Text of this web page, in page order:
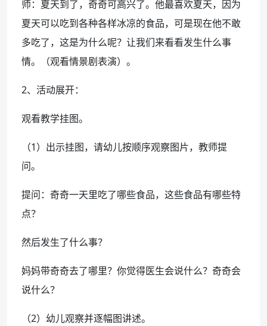
师：夏天到了，奇奇可高兴了。他最喜欢夏天，因为
夏天可以吃到各种各样冰凉的食品，可是现在他不敢
多吃了，这是为什么呢？让我们来看看发生什么事
情。（观看情景剧表演）。
2、活动展开：
观看教学挂图。
（1）出示挂图，请幼儿按顺序观察图片，教师提
问。
提问：奇奇一天里吃了哪些食品，这些食品有哪些特
点？
然后发生了什么事？
妈妈带奇奇去了哪里？你觉得医生会说什么？奇奇会
说什么？
（2）幼儿观察并逐幅图讲述。